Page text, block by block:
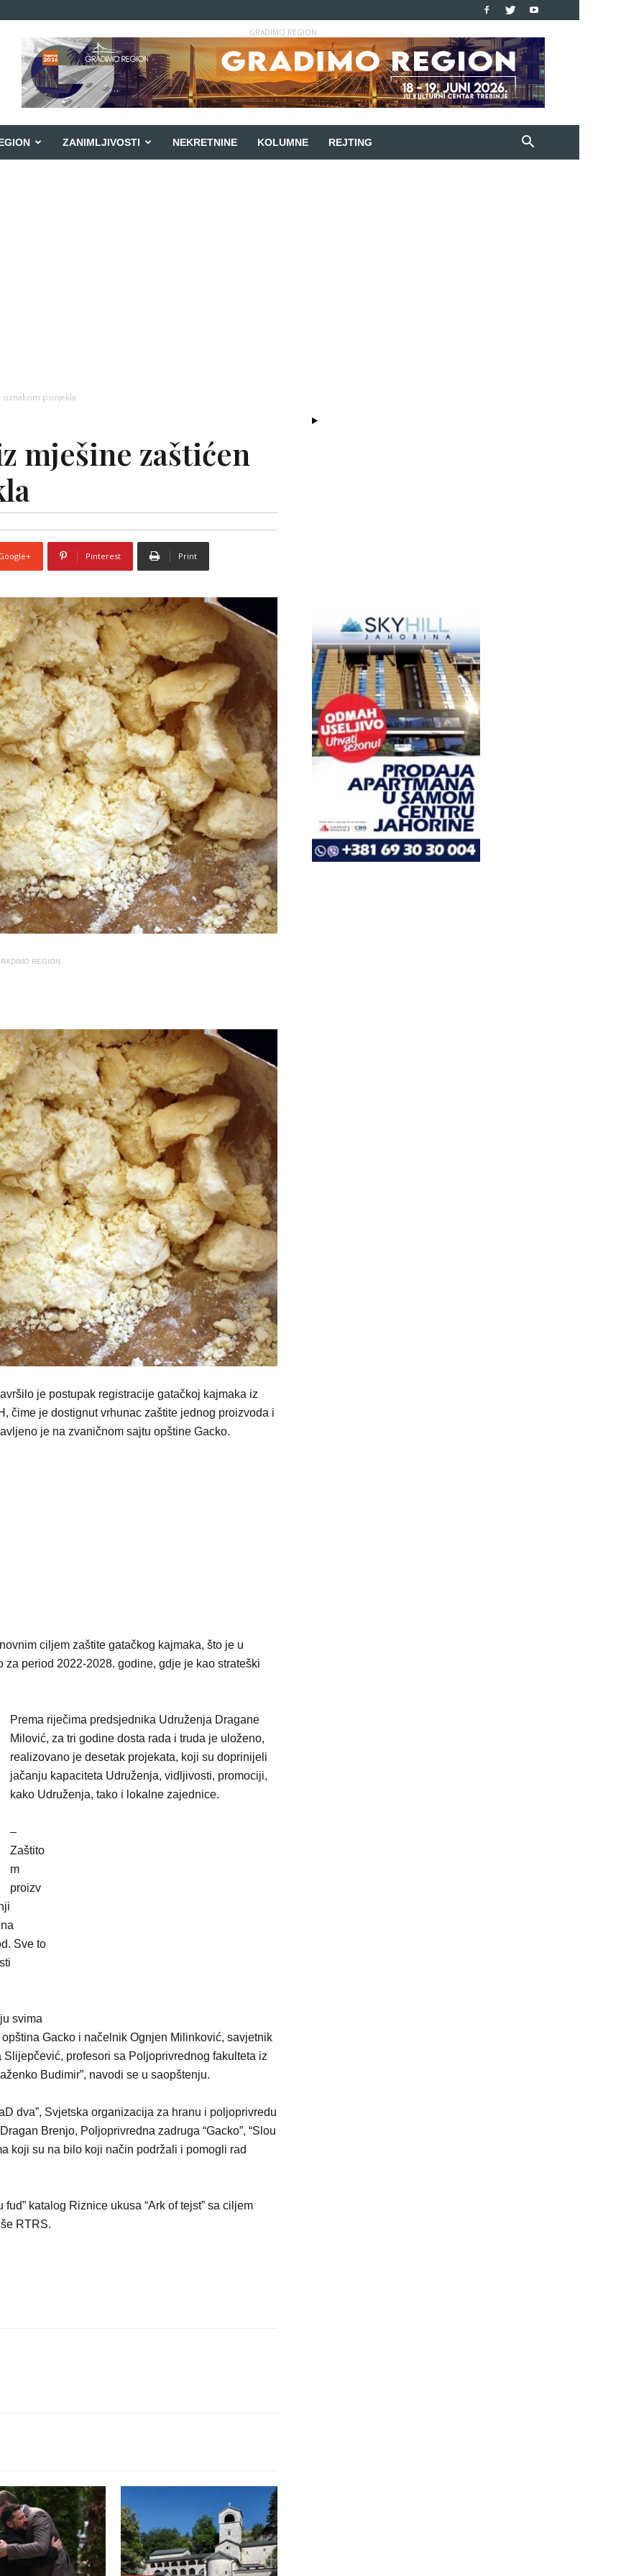
GRADIMO REGION
ZANIMLJIVOSTI NEKRETNINE KOLUMNE REJTING
oznakom porijekla
mješine zaštićen
Pinterest Print
REGION
je postupak registracije gatačkoj kajmaka iz
čime je dostignut vrhunac zaštite jednog proizvoda i
je na zvaničnom sajtu opštine Gacko.
ciljem zaštite gatačkog kajmaka, što je u
period 2022-2028. godine, gdje je kao strateški
Prema riječima predsjednika Udruženja Dragane
Milović, za tri godine dosta rada i truda je uloženo,
realizovano je desetak projekata, koji su doprinijeli
jačanju kapaciteta Udruženja, vidljivosti, promociji,
kako Udruženja, tako i lokalne zajednice.
–
Zaštito
m
proizv
Sve to
svima
Gacko i načelnik Ognjen Milinković, savjetnik
profesori sa Poljoprivrednog fakulteta iz
Budimir”, navodi se u saopštenju.
dva”, Svjetska organizacija za hranu i poljoprivredu
Brenjo, Poljoprivredna zadruga “Gacko”, “Slou
koji su na bilo koji način podržali i pomogli rad
katalog Riznice ukusa “Ark of tejst” sa ciljem
RTRS.